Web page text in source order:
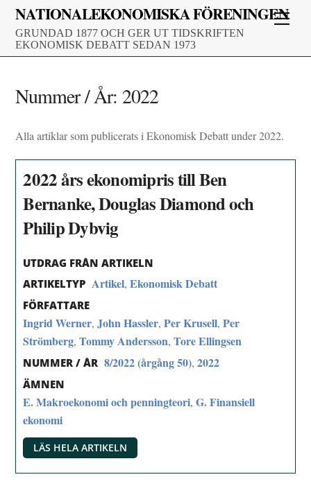
Skip
content
NATIONALEKONOMISKA FÖRENINGEN
GRUNDAD 1877 OCH GER UT TIDSKRIFTEN
EKONOMISK DEBATT SEDAN 1973
Nummer / År: 2022
Alla artiklar som publicerats i Ekonomisk Debatt under 2022.
2022 års ekonomipris till Ben
Bernanke, Douglas Diamond och
Philip Dybvig
UTDRAG FRÅN ARTIKELN
ARTIKELTYP Artikel,Ekonomisk Debatt
FÖRFATTARE
Ingrid Werner,John Hassler,Per Krusell,Per
Strömberg,Tommy Andersson,Tore Ellingsen
NUMMER / ÅR 8/2022 (årgång 50),2022
ÄMNEN
E. Makroekonomi och penningteori,G. Finansiell
ekonomi
LÄS HELA ARTIKELN